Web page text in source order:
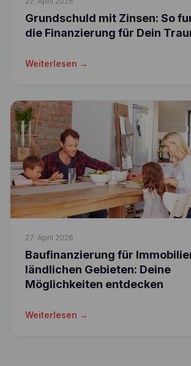
Grundschuld mit Zinsen: So
die Finanzierung für Dein
Weiterlesen →
27. April 2026
Baufinanzierung für
ländlichen Gebieten: Deine
Möglichkeiten entdecken
Weiterlesen →